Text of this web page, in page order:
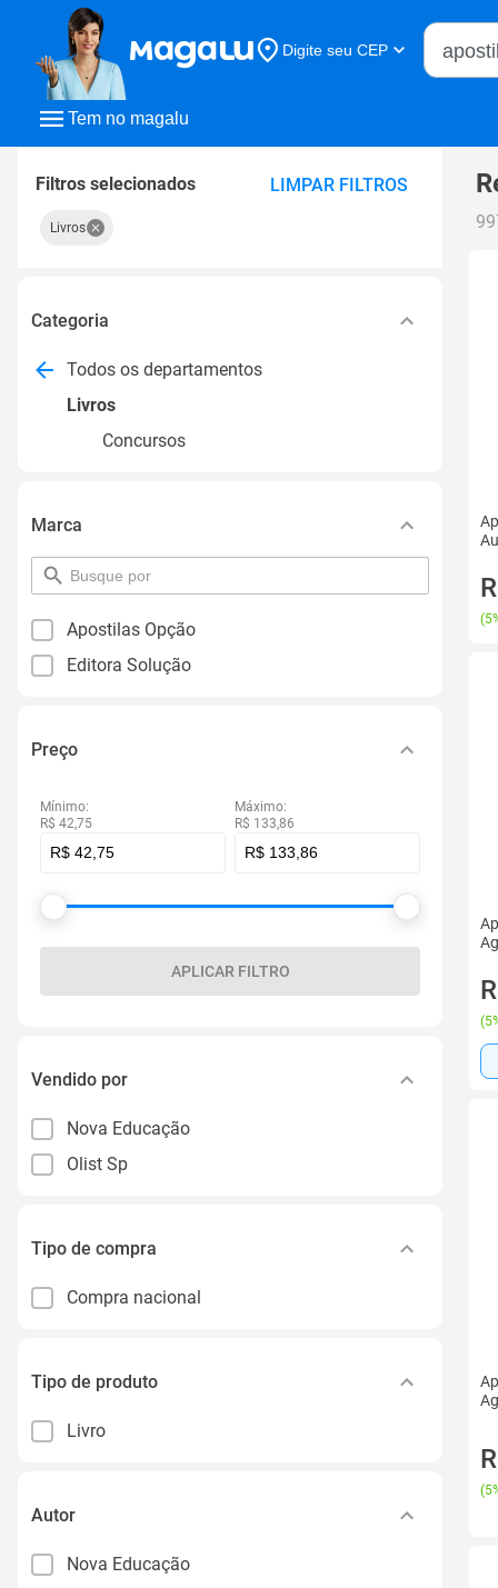
Tem no magalu
Digite seu CEP
Buscar
Filtros selecionados LIMPAR FILTROS
Livros
Categoria
Todos os departamentos
Livros
Concursos
Marca
pesquisar
por
Apostilas Opção
Editora Solução
Preço
Mínimo:
R$ 42,75
Máximo:
R$ 133,86
APLICAR FILTRO
Vendido por
Nova Educação
Olist Sp
Tipo de compra
Compra nacional
Tipo de produto
Livro
Autor
Nova Educação
(
(
(